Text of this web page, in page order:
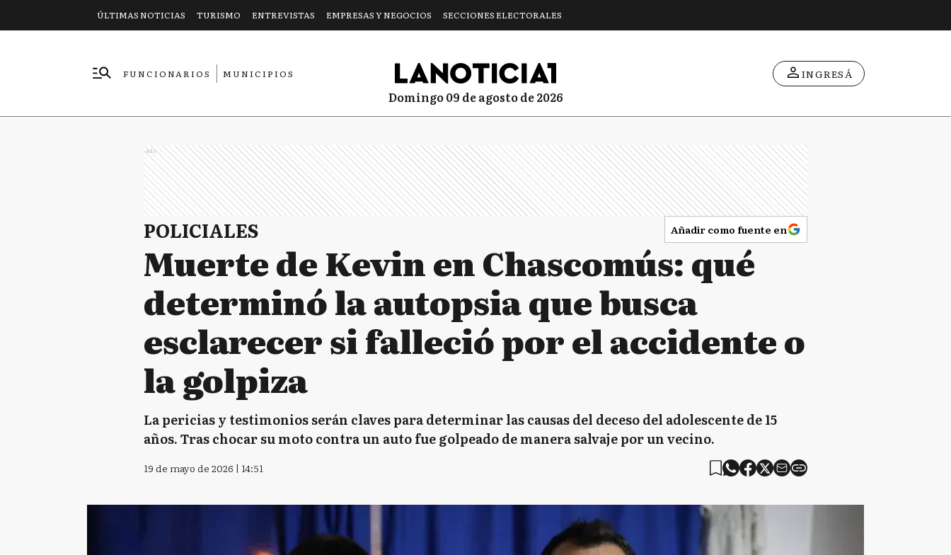
ÚLTIMAS NOTICIAS TURISMO ENTREVISTAS EMPRESAS Y NEGOCIOS SECCIONES ELECTORALES
FUNCIONARIOS
MUNICIPIOS
domingo 09 de agosto de 2026
INGRESÁ
Ads
POLICIALES Añadir como fuente en
Muerte de Kevin en Chascomús: qué
determinó la autopsia que busca
esclarecer si falleció por el accidente o
la golpiza
La pericias y testimonios serán claves para determinar las causas del deceso del adolescente de 15
años. Tras chocar su moto contra un auto fue golpeado de manera salvaje por un vecino.
19 de mayo de 2026 | 14:51